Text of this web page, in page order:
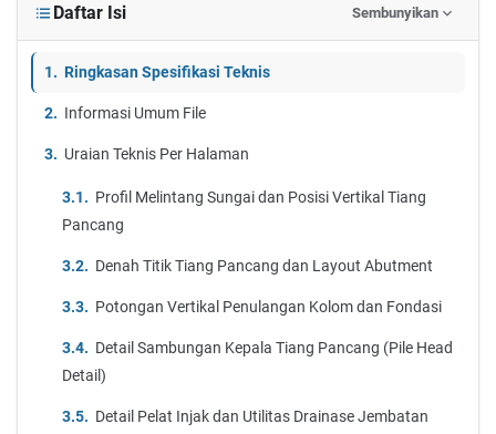
Daftar Isi Sembunyikan
Ringkasan Spesifikasi Teknis
Informasi Umum File
Uraian Teknis Per Halaman
Profil Melintang Sungai dan Posisi Vertikal Tiang
Pancang
Denah Titik Tiang Pancang dan Layout Abutment
Potongan Vertikal Penulangan Kolom dan Fondasi
Detail Sambungan Kepala Tiang Pancang (Pile Head
Detail)
Detail Pelat Injak dan Utilitas Drainase Jembatan